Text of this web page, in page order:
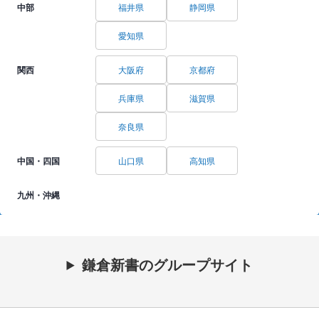
中部 福井県 静岡県
愛知県
関西 大阪府 京都府
兵庫県 滋賀県
奈良県
中国・四国 山口県 高知県
九州・沖縄
鎌倉新書のグループサイト